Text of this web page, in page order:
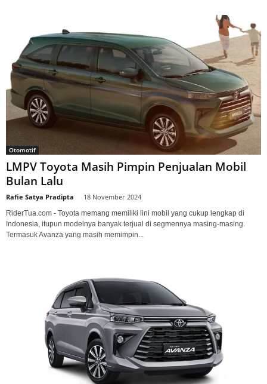
Otomotif
LMPV Toyota Masih Pimpin Penjualan Mobil
Bulan Lalu
Rafie Satya Pradipta 18 November 2024
RiderTua.com - Toyota memang memiliki lini mobil yang cukup lengkap di
Indonesia, itupun modelnya banyak terjual di segmennya masing-masing.
Termasuk Avanza yang masih memimpin...